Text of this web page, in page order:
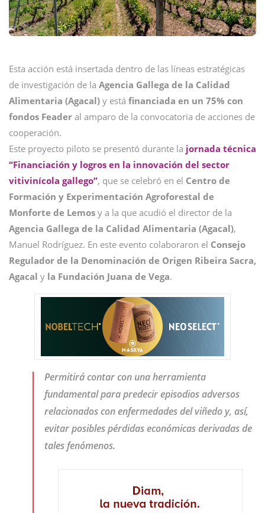
Esta acción está insertada dentro de las líneas estratégicas
de investigación de la Agencia Gallega de la Calidad
Alimentaria (Agacal) y está financiada en un 75% con
fondos Feader al amparo de la convocatoria de acciones de
cooperación.
Este proyecto piloto se presentó durante la jornada técnica
“Financiación y logros en la innovación del sector
vitivinícola gallego”, que se celebró en el Centro de
Formación y Experimentación Agroforestal de
Monforte de Lemos y a la que acudió el director de la
Agencia Gallega de la Calidad Alimentaria (Agacal),
Manuel Rodríguez. En este evento colaboraron el Consejo
Regulador de la Denominación de Origen Ribeira Sacra,
Agacal y la Fundación Juana de Vega.
Permitirá contar con una herramienta
fundamental para predecir episodios adversos
relacionados con enfermedades del viñedo y, así,
evitar posibles pérdidas económicas derivadas de
tales fenómenos.